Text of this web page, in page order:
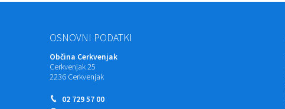
OSNOVNI PODATKI
Občina Cerkvenjak
Cerkvenjak 25
2236 Cerkvenjak
02 729 57 00